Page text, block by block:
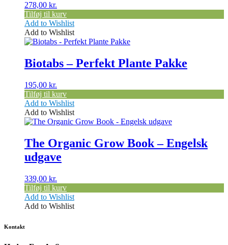
278,00 kr.
Tilføj til kurv
Add to Wishlist
Add to Wishlist
Biotabs – Perfekt Plante Pakke
195,00 kr.
Tilføj til kurv
Add to Wishlist
Add to Wishlist
The Organic Grow Book – Engelsk
udgave
339,00 kr.
Tilføj til kurv
Add to Wishlist
Add to Wishlist
Kontakt